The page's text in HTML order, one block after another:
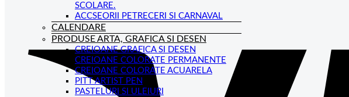
SCOLARE.
ACCSEORII PETRECERI SI CARNAVAL
CALENDARE
PRODUSE ARTA, GRAFICA SI DESEN
CREIOANE GRAFICA SI DESEN
CREIOANE COLORATE PERMANENTE
CREIOANE COLORATE ACUARELA
PITT ARTIST PEN
PASTELURI SI ULEIURI